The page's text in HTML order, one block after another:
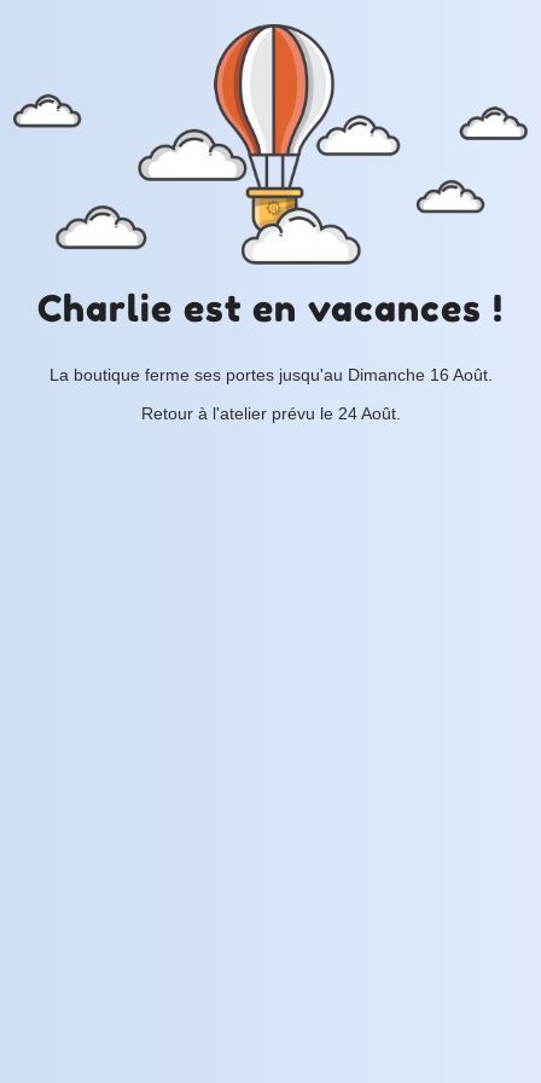
Charlie est en vacances !
La boutique ferme ses portes jusqu'au Dimanche 16 Août.
Retour à l'atelier prévu le 24 Août.